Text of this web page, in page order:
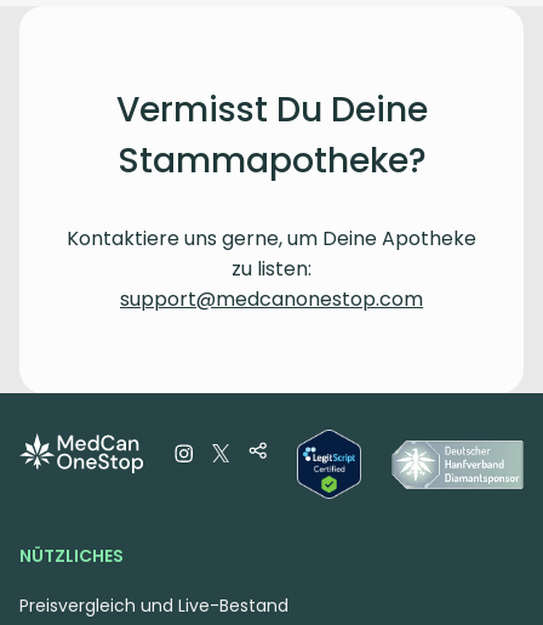
Vermisst Du Deine
Stammapotheke?
Kontaktiere uns gerne, um Deine Apotheke
zu listen:
support@medcanonestop.com
NÜTZLICHES
Preisvergleich und Live-Bestand